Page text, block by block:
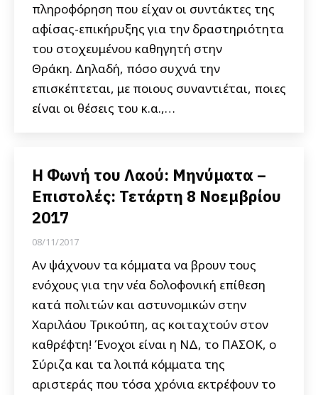
πληροφόρηση που είχαν οι συντάκτες της
αφίσας-επικήρυξης για την δραστηριότητα
του στοχευμένου καθηγητή στην
Θράκη. Δηλαδή, πόσο συχνά την
επισκέπτεται, με ποιους συναντιέται, ποιες
είναι οι θέσεις του κ.α.,…
Η Φωνή του Λαού: Μηνύματα –
Επιστολές: Τετάρτη 8 Νοεμβρίου
2017
08/11/2017
Αν ψάχνουν τα κόμματα να βρουν τους
ενόχους για την νέα δολοφονική επίθεση
κατά πολιτών και αστυνομικών στην
Χαριλάου Τρικούπη, ας κοιταχτούν στον
καθρέφτη! Ένοχοι είναι η ΝΔ, το ΠΑΣΟΚ, ο
Σύριζα και τα λοιπά κόμματα της
αριστεράς που τόσα χρόνια εκτρέφουν το